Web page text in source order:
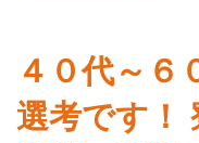
４０代～
選考です！